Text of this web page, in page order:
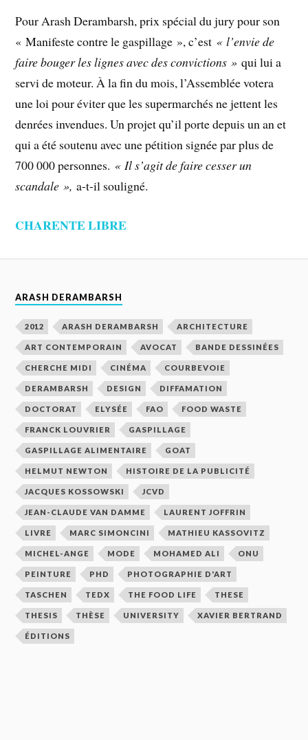
Pour Arash Derambarsh, prix spécial du jury pour son
« Manifeste contre le gaspillage », c’est « l’envie de
faire bouger les lignes avec des convictions » qui lui a
servi de moteur. À la fin du mois, l’Assemblée votera
une loi pour éviter que les supermarchés ne jettent les
denrées invendues. Un projet qu’il porte depuis un an et
qui a été soutenu avec une pétition signée par plus de
700 000 personnes. « Il s’agit de faire cesser un
scandale »,a-t-il souligné.
CHARENTE LIBRE
ARASH DERAMBARSH
2012 ARASH DERAMBARSH ARCHITECTURE
ART CONTEMPORAIN AVOCAT BANDE DESSINÉES
CHERCHE MIDI CINÉMA COURBEVOIE
DERAMBARSH DESIGN DIFFAMATION
DOCTORAT ELYSÉE FAO FOOD WASTE
FRANCK LOUVRIER GASPILLAGE
GASPILLAGE ALIMENTAIRE GOAT
HELMUT NEWTON HISTOIRE DE LA PUBLICITÉ
JACQUES KOSSOWSKI JCVD
JEAN-CLAUDE VAN DAMME LAURENT JOFFRIN
LIVRE MARC SIMONCINI MATHIEU KASSOVITZ
MICHEL-ANGE MODE MOHAMED ALI ONU
PEINTURE PHD PHOTOGRAPHIE D'ART
TASCHEN TEDX THE FOOD LIFE THESE
THESIS THÈSE UNIVERSITY XAVIER BERTRAND
ÉDITIONS